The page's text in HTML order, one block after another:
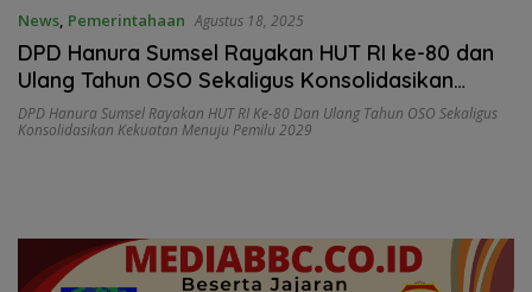
News, Pemerintahaan Agustus 18, 2025
DPD Hanura Sumsel Rayakan HUT RI ke-80 dan
Ulang Tahun OSO Sekaligus Konsolidasikan
Kekuatan Menuju Pemilu 2029
DPD Hanura Sumsel Rayakan HUT RI Ke-80 Dan Ulang Tahun OSO Sekaligus
Konsolidasikan Kekuatan Menuju Pemilu 2029